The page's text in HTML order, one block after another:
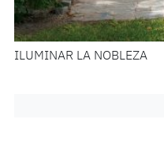
ILUMINAR LA NOBLEZA